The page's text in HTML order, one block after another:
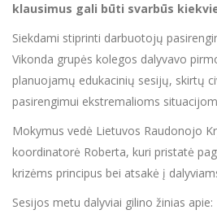
klausimus gali būti svarbūs
Siekdami stiprinti darbuotojų
Vikonda grupės kolegos dalyvavo
planuojamų edukacinių sesijų, skirtų
pasirengimui ekstremalioms
Mokymus vedė Lietuvos Raudonojo
koordinatorė Roberta, kuri pristatė
krizėms principus bei atsakė į
Sesijos metu dalyviai gilino žinias apie: